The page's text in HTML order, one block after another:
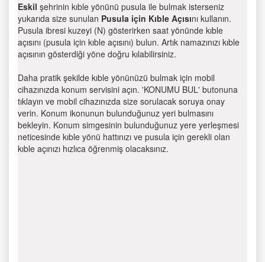
Eskil şehrinin kıble yönünü pusula ile bulmak isterseniz
yukarıda size sunulan Pusula için Kıble Açısını kullanın.
Pusula ibresi kuzeyi (N) gösterirken saat yönünde kıble
açısını (pusula için kıble açısını) bulun. Artık namazınızı kıble
açısının gösterdiği yöne doğru kılabilirsiniz.
Daha pratik şekilde kıble yönünüzü bulmak için mobil
cihazınızda konum servisini açın. 'KONUMU BUL' butonuna
tıklayın ve mobil cihazınızda size sorulacak soruya onay
verin. Konum ikonunun bulunduğunuz yeri bulmasını
bekleyin. Konum simgesinin bulunduğunuz yere yerleşmesi
neticesinde kıble yönü hattınızı ve pusula için gerekli olan
kıble açınızı hızlıca öğrenmiş olacaksınız.